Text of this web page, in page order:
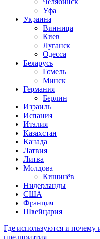
Уфа
Украина
Винница
Киев
Луганск
Одесса
Беларусь
Гомель
Минск
Германия
Берлин
Израиль
Испания
Италия
Казахстан
Канада
Латвия
Литва
Молдова
Кишинёв
Нидерланды
США
Франция
Швейцария
Где используются и
предприятия